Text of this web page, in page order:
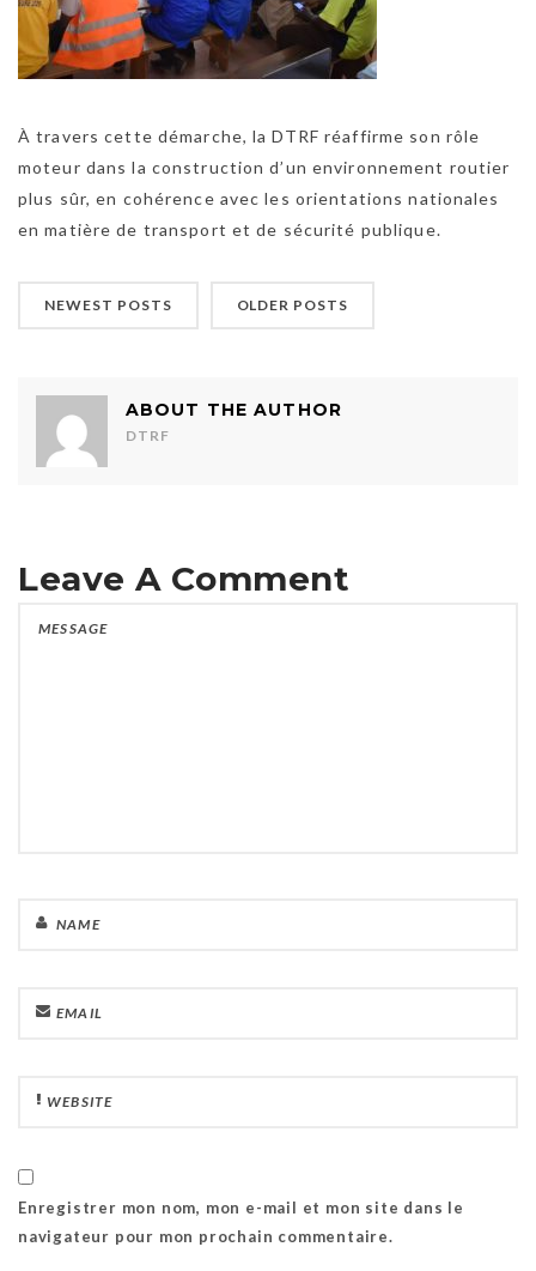
À travers cette démarche, la DTRF réaffirme son rôle
moteur dans la construction d’un environnement routier
plus sûr, en cohérence avec les orientations nationales
en matière de transport et de sécurité publique.
NEWEST POSTS OLDER POSTS
ABOUT THE AUTHOR
DTRF
Leave A Comment
Enregistrer mon nom, mon e-mail et mon site dans le
navigateur pour mon prochain commentaire.